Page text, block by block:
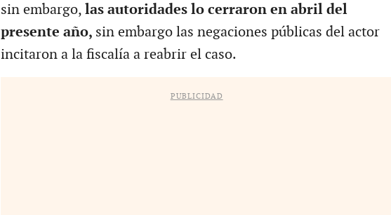
sin embargo, las autoridades lo cerraron en abril del
presente año, sin embargo las negaciones públicas del actor
incitaron a la fiscalía a reabrir el caso.
PUBLICIDAD